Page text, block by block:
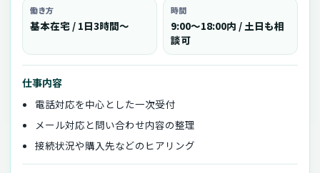
働き方
基本在宅 / 1日3時間〜
時間
9:00〜18:00内 / 土日も相
談可
仕事内容
電話対応を中心とした一次受付
メール対応と問い合わせ内容の整理
接続状況や購入先などのヒアリング